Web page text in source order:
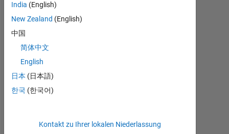
0
07/17
07/18
07/19
07/20
07/21
07/23
07/24
07/25
07/26
08/18
09/19
10/20
11/21
12/22
01/24
02/25
03/26 10/18
RANG
101.954
302.025
India (English)
New Zealand (English)
中国
简体中文
English
日本 (日本語)
한국 (한국어)
Kontakt zu Ihrer lokalen Niederlassung